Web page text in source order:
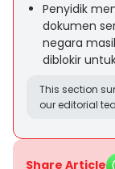
Penyidik
dokumen
negara
diblokir
This section
our editorial
Share Article